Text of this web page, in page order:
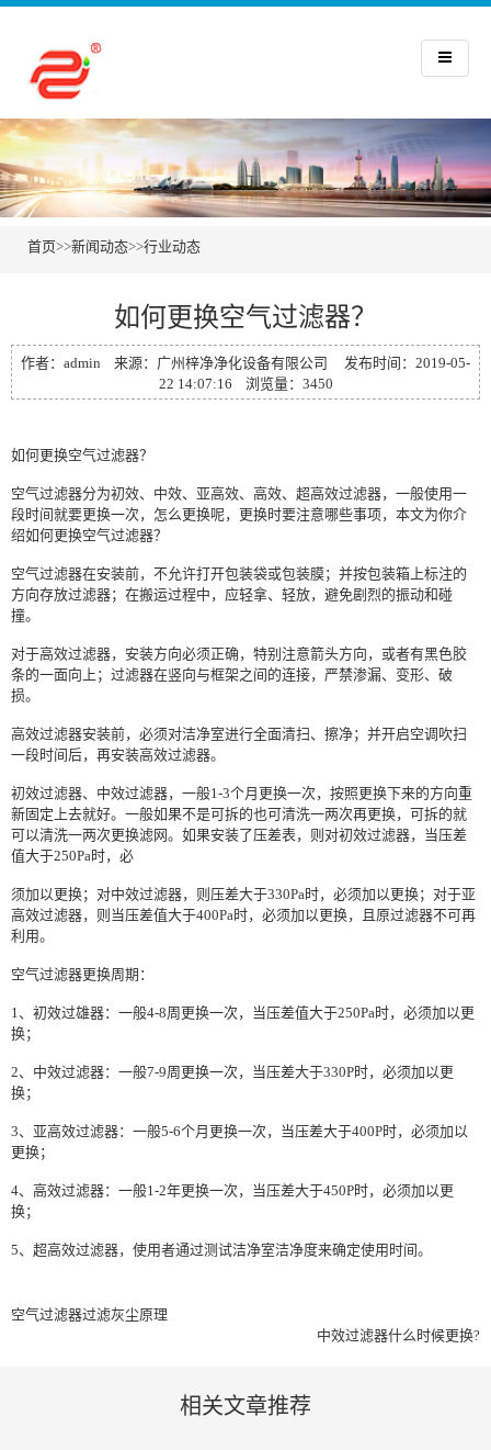
首页>>新闻动态>>行业动态
如何更换空气过滤器？
作者：admin 来源：广州梓净净化设备有限公司 发布时间：2019-05-
22 14:07:16 浏览量：3450
如何更换空气过滤器？
空气过滤器分为初效、中效、亚高效、高效、超高效过滤器，一般使用一
段时间就要更换一次，怎么更换呢，更换时要注意哪些事项，本文为你介
绍如何更换空气过滤器？
空气过滤器在安装前，不允许打开包装袋或包装膜；并按包装箱上标注的
方向存放过滤器；在搬运过程中，应轻拿、轻放，避免剧烈的振动和碰
撞。
对于高效过滤器，安装方向必须正确，特别注意箭头方向，或者有黑色胶
条的一面向上；过滤器在竖向与框架之间的连接，严禁渗漏、变形、破
损。
高效过滤器安装前，必须对洁净室进行全面清扫、擦净；并开启空调吹扫
一段时间后，再安装高效过滤器。
初效过滤器、中效过滤器，一般1-3个月更换一次，按照更换下来的方向重
新固定上去就好。一般如果不是可拆的也可清洗一两次再更换，可拆的就
可以清洗一两次更换滤网。如果安装了压差表，则对初效过滤器，当压差
值大于250Pa时，必
须加以更换；对中效过滤器，则压差大于330Pa时，必须加以更换；对于亚
高效过滤器，则当压差值大于400Pa时，必须加以更换，且原过滤器不可再
利用。
空气过滤器更换周期：
1、初效过雄器：一般4-8周更换一次，当压差值大于250Pa时，必须加以更
换；
2、中效过滤器：一般7-9周更换一次，当压差大于330P时，必须加以更
换；
3、亚高效过滤器：一般5-6个月更换一次，当压差大于400P时，必须加以
更换；
4、高效过滤器：一般1-2年更换一次，当压差大于450P时，必须加以更
换；
5、超高效过滤器，使用者通过测试洁净室洁净度来确定使用时间。
空气过滤器过滤灰尘原理
中效过滤器什么时候更换?
相关文章推荐